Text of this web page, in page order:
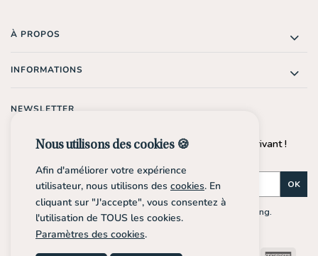
À PROPOS
INFORMATIONS
NEWSLETTER
Profite de -10%* sur ta prochaine commande en t'inscrivant !
OK
En m'inscrivant, j'accepte de recevoir des e-mails marketing.
Nous utilisons des cookies 🍪
Afin d'améliorer votre expérience
utilisateur, nous utilisons des cookies. En
cliquant sur "J'accepte", vous consentez à
l'utilisation de TOUS les cookies.
Paramètres des cookies.